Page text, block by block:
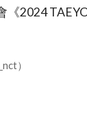
2024
）